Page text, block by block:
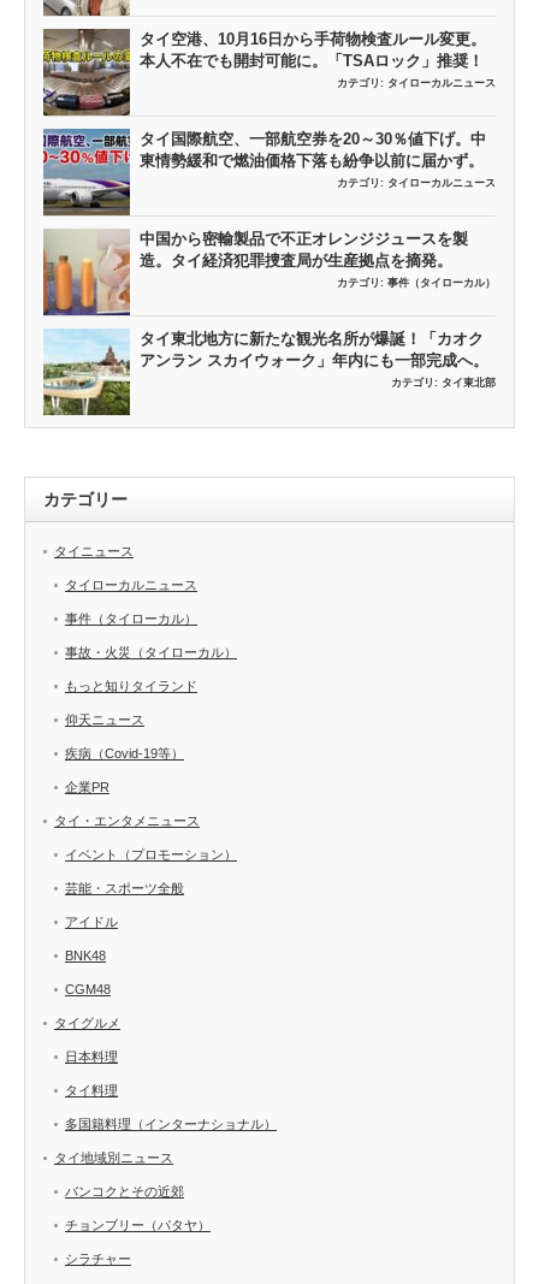
タイ空港、10月16日から手荷物検査ルール変更。
本人不在でも開封可能に。「TSAロック」推奨！
カテゴリ: タイローカルニュース
タイ国際航空、一部航空券を20～30％値下げ。中
東情勢緩和で燃油価格下落も紛争以前に届かず。
カテゴリ: タイローカルニュース
中国から密輸製品で不正オレンジジュースを製
造。タイ経済犯罪捜査局が生産拠点を摘発。
カテゴリ: 事件（タイローカル）
タイ東北地方に新たな観光名所が爆誕！「カオク
アンラン スカイウォーク」年内にも一部完成へ。
カテゴリ: タイ東北部
カテゴリー
タイニュース
タイローカルニュース
事件（タイローカル）
事故・火災（タイローカル）
もっと知りタイランド
仰天ニュース
疾病（Covid-19等）
企業PR
タイ・エンタメニュース
イベント（プロモーション）
芸能・スポーツ全般
アイドル
BNK48
CGM48
タイグルメ
日本料理
タイ料理
多国籍料理（インターナショナル）
タイ地域別ニュース
バンコクとその近郊
チョンブリー（パタヤ）
シラチャー